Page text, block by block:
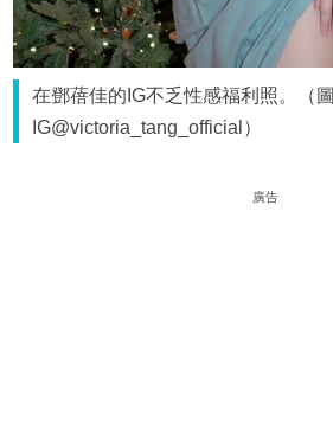
在鄧蓓佳的IG不乏性感福利照。（
IG@victoria_tang_official）
廣告